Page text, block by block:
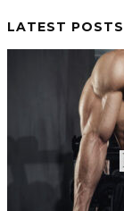
LATEST POSTS